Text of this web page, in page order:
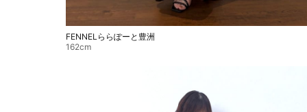
FENNELららぽーと豊洲
162cm